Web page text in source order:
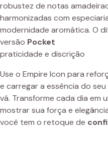
robustez de notas
harmonizadas com
modernidade aromática. O
versão Pocket
praticidade e discrição
Use o Empire Icon para
e carregar a essência do
vá. Transforme cada dia em
mostrar sua força e
você tem o retoque de